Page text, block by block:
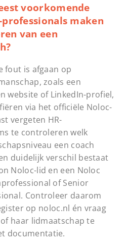
voorkomende
maken
van een
fout is afgaan op
zoals een
website of LinkedIn-profiel,
via het officiële Noloc-
vergeten HR-
te controleren welk
een coach
duidelijk verschil bestaat
Noloc-lid en een Noloc
of Senior
Controleer daarom
op noloc.nl én vraag
haar lidmaatschap te
documentatie.